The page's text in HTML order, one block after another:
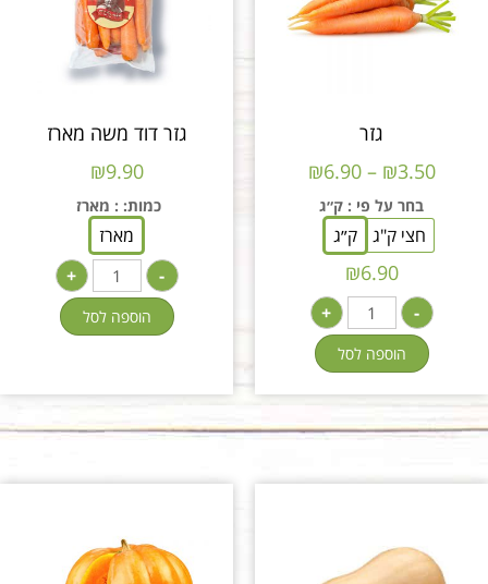
גזר
₪3.50
–
₪6.90
בחר על פי : ק״ג
חצי ק"ג ק״ג
₪6.90
-
+
הוספה לסל
גזר דוד משה מארז
₪9.90
כמות: : מארז
מארז
-
+
הוספה לסל